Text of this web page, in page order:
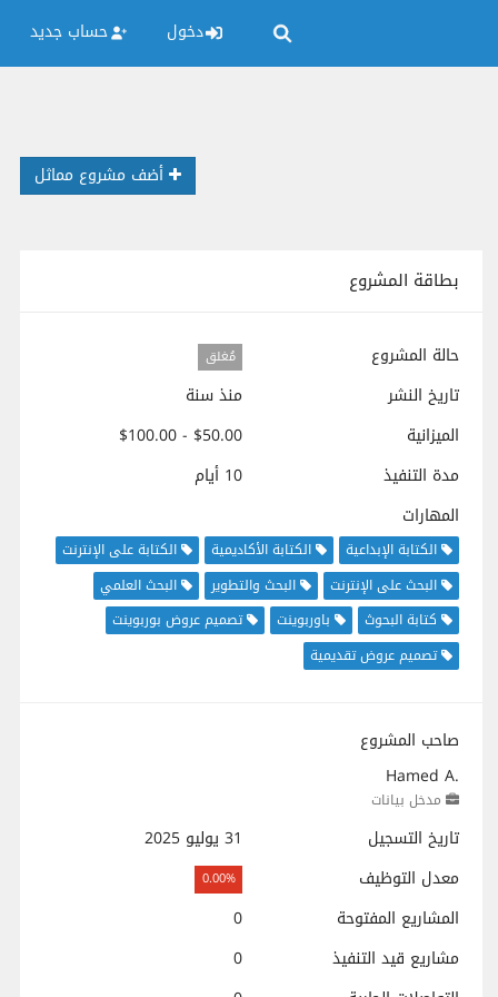
دخول حساب جديد
أضف مشروع مماثل
بطاقة المشروع
حالة المشروع مُغلق
تاريخ النشر
منذ سنة
الميزانية
$50.00 - $100.00
مدة التنفيذ
10 أيام
المهارات
الكتابة الإبداعية الكتابة الأكاديمية
الكتابة على الإنترنت
البحث على الإنترنت
البحث والتطوير
البحث العلمي
كتابة البحوث
باوربوينت
تصميم عروض بوربوينت
تصميم عروض تقديمية
صاحب المشروع
Hamed A.
مدخل بيانات
تاريخ التسجيل
31 يوليو 2025
معدل التوظيف
0.00%
المشاريع المفتوحة
0
مشاريع قيد التنفيذ
0